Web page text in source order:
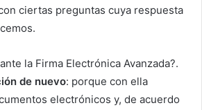
ciertas preguntas cuya respuesta
la Firma Electrónica Avanzada?.
de nuevo: porque con ella
electrónicos y, de acuerdo